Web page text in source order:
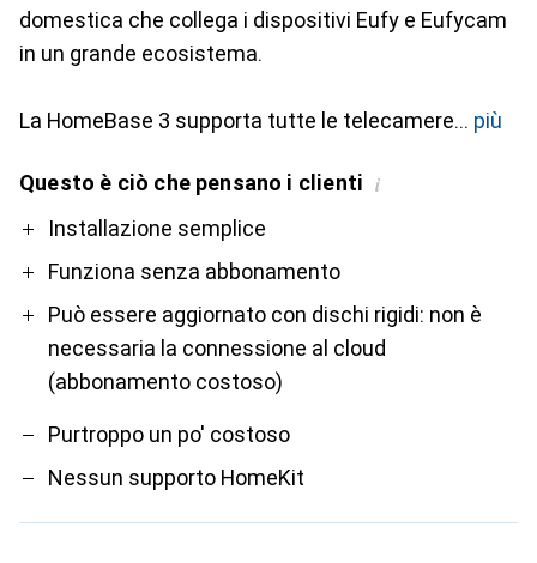
domestica che collega i dispositivi Eufy e Eufycam
in un grande ecosistema.
La HomeBase 3 supporta tutte le telecamere più
Questo è ciò che pensano i clienti i
ProInstallazione semplice
Funziona senza abbonamento
Può essere aggiornato con dischi rigidi: non è
necessaria la connessione al cloud
(abbonamento costoso)
Contro
Purtroppo un po' costoso
Nessun supporto HomeKit